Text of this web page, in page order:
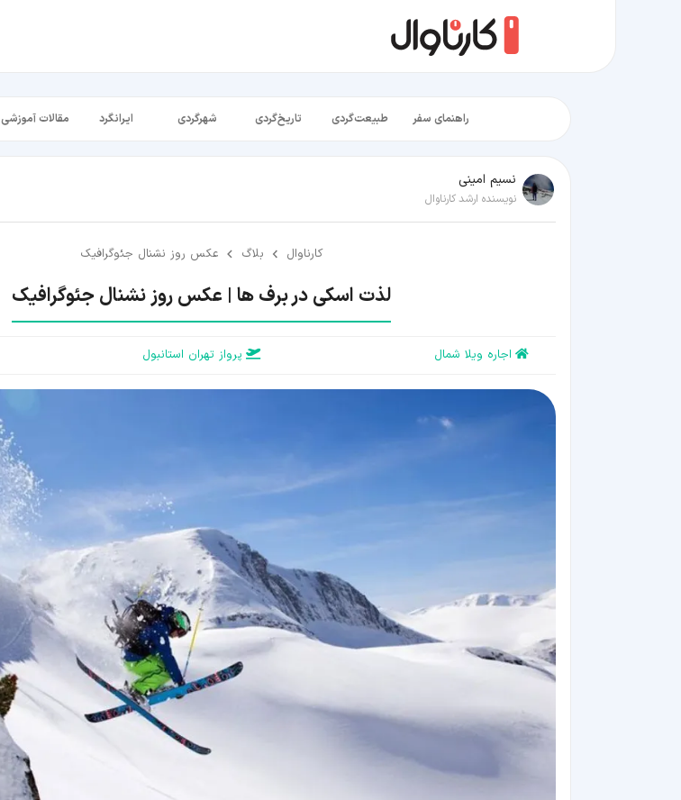
راهنمای سفر طبیعت‌گردی تاریخ‌گردی شهرگردی ایرانگرد مقالات آموزشی
نسیم امینی
نویسنده ارشد کارناوال
کارناوال بلاگ عکس روز نشنال جئوگرافیک
لذت اسکی در برف ها | عکس روز نشنال جئوگرافیک
اجاره ویلا شمال پرواز تهران استانبول